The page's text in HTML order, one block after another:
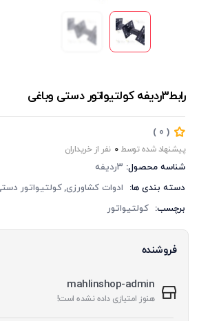
رابط۳ردیفه کولتیواتور دستی وباغی
‏‫(
0
)
پیشنهاد شده توسط 0
شناسه محصول: ۳ردیفه
دسته بندی ها:
ادوات کشاورزی کولتیواتور
برچسب: کولتیواتور
فروشنده
mahlinshop-admin
هنوز امتیازی داده نشده است!